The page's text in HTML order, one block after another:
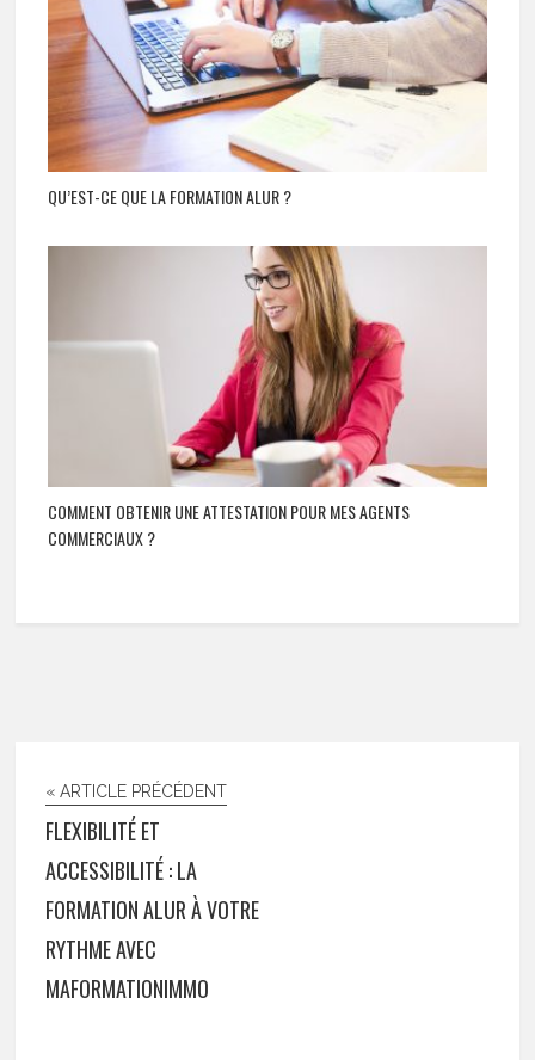
QU’EST-CE QUE LA FORMATION ALUR ?
COMMENT OBTENIR UNE ATTESTATION POUR MES AGENTS
COMMERCIAUX ?
« ARTICLE PRÉCÉDENT
FLEXIBILITÉ ET
ACCESSIBILITÉ : LA
FORMATION ALUR À VOTRE
RYTHME AVEC
MAFORMATIONIMMO